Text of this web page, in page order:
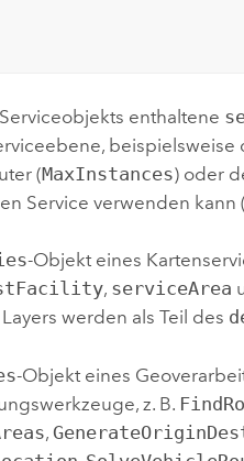
enthaltene
beispielsweise
(MaxInstances) oder
Service verwenden kann
-Objekt eines
, serviceArea
werden als Teil des
-Objekt eines
z. B.
,